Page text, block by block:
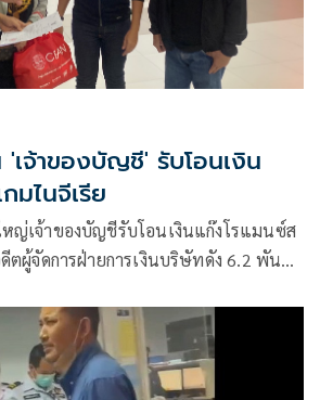
เจ้าของบัญชี' รับโอนเงิน
มไนจีเรีย
ญ่เจ้าของบัญชีรับโอนเงินแก๊งโรแมนซ์ส
ตผู้จัดการฝ่ายการเงินบริษัทดัง 6.2 พัน